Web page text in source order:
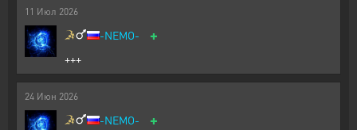
11 Июл 2026
-NEMO- +
+++
24 Июн 2026
-NEMO- +